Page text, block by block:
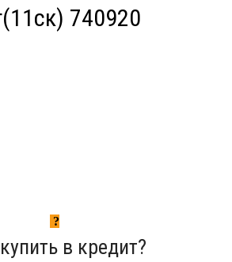
740920
в кредит?